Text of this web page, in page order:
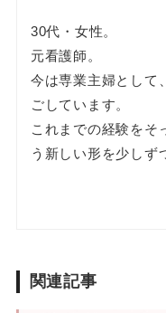
30代・女性。
元看護師。
今は専業主婦として
ごしています。
これまでの経験をそ
う新しい形を少しず
関連記事